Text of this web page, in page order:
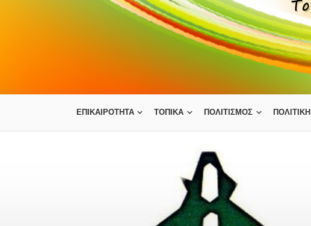
ΕΠΙΚΑΙΡΟΤΗΤΑ ΤΟΠΙΚΑ ΠΟΛΙΤΙΣΜΟΣ ΠΟΛΙΤΙΚΗ